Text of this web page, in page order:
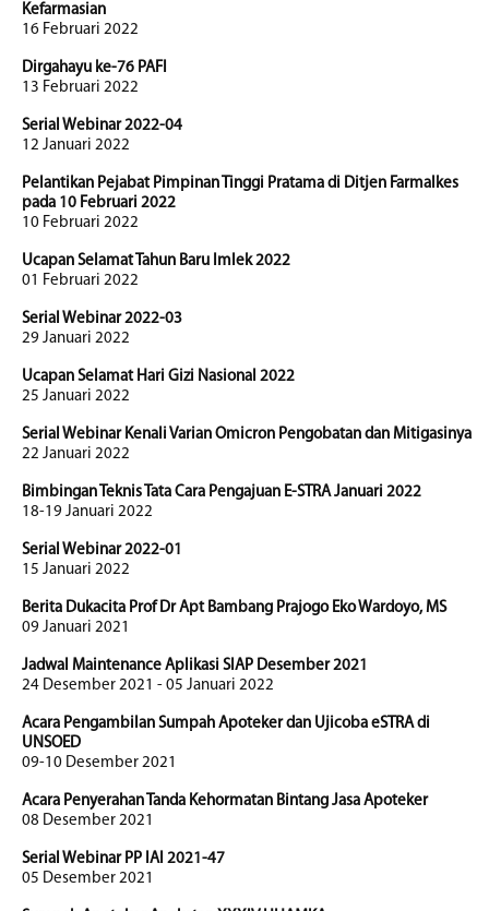
Kefarmasian
16 Februari 2022
Dirgahayu ke-76 PAFI
13 Februari 2022
Serial Webinar 2022-04
12 Januari 2022
Pelantikan Pejabat Pimpinan Tinggi Pratama di Ditjen Farmalkes
pada 10 Februari 2022
10 Februari 2022
Ucapan Selamat Tahun Baru Imlek 2022
01 Februari 2022
Serial Webinar 2022-03
29 Januari 2022
Ucapan Selamat Hari Gizi Nasional 2022
25 Januari 2022
Serial Webinar Kenali Varian Omicron Pengobatan dan Mitigasinya
22 Januari 2022
Bimbingan Teknis Tata Cara Pengajuan E-STRA Januari 2022
18-19 Januari 2022
Serial Webinar 2022-01
15 Januari 2022
Berita Dukacita Prof Dr Apt Bambang Prajogo Eko Wardoyo, MS
09 Januari 2021
Jadwal Maintenance Aplikasi SIAP Desember 2021
24 Desember 2021 - 05 Januari 2022
Acara Pengambilan Sumpah Apoteker dan Ujicoba eSTRA di
UNSOED
09-10 Desember 2021
Acara Penyerahan Tanda Kehormatan Bintang Jasa Apoteker
08 Desember 2021
Serial Webinar PP IAI 2021-47
05 Desember 2021